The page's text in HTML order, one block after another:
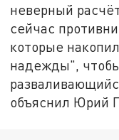
неверный
сейчас
которые
надежды",
объяснил Юрий